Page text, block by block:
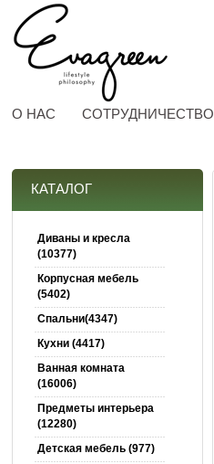
О НАС СОТРУДНИЧЕСТВО
КАТАЛОГ
Диваны и кресла
(10377)
Корпусная мебель
(5402)
Спальни(4347)
Кухни (4417)
Ванная комната
(16006)
Предметы интерьера
(12280)
Детская мебель (977)